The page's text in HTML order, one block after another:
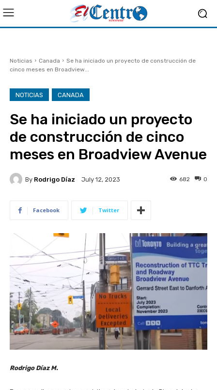
Noticias Canada
Se ha iniciado un proyecto de construcción de
cinco meses en Broadview...
NOTICIAS CANADA
Se ha iniciado un proyecto
de construcción de cinco
meses en Broadview Avenue
By Rodrigo Díaz July 12, 2023 0
682
Facebook Twitter
Rodrigo Díaz M.